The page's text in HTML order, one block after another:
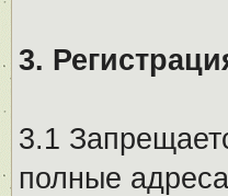
3.
3.1
полные